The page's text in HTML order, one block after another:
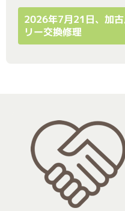
2026年7月21日、加
リー交換修理